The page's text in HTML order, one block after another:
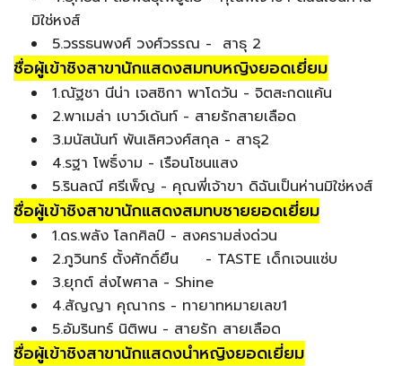
มิใช่หงส์
5.วรรธนพงศ์ วงศ์วรรณ - สาธุ 2
ชื่อผู้เข้าชิงสาขานักแสดงสมทบหญิงยอดเยี่ยม
1.ณัฐชา นีน่า เจสซิกา พาโดวัน - จิตสะกดแค้น
2.พาเมล่า เบาว์เด้นท์ - สายรักสายเลือด
3.มนัสนันท์ พันเลิศวงศ์สกุล - สาธุ2
4.รฐา โพธิ์งาม - เรือนโชนแสง
5.รินลณี ศรีเพ็ญ - คุณพี่เจ้าขา ดิฉันเป็นห่านมิใช่หงส์
ชื่อผู้เข้าชิงสาขานักแสดงสมทบชายยอดเยี่ยม
1.ดร.พลัง โลกศิลป์ - สงครามส่งด่วน
2.ภูวินทร์ ตั้งศักดิ์ยืน - TASTE เด็กเจนแซ่บ
3.ยุกต์ ส่งไพศาล - Shine
4.สัญญา คุณากร - ทายาทหมายเลข1
5.อัมรินทร์ นิติพน - สายรัก สายเลือด
ชื่อผู้เข้าชิงสาขานักแสดงนำหญิงยอดเยี่ยม